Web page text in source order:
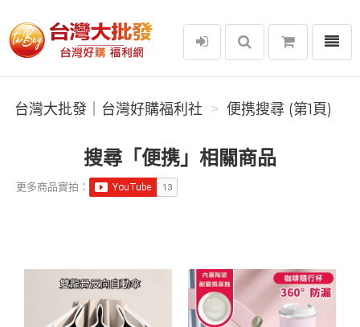
台灣大批發｜台灣好購福利社
選單
台灣大批發｜台灣好購福利社 便携搜尋 (第1頁)
搜尋「便携」相關商品
更多商品實拍：